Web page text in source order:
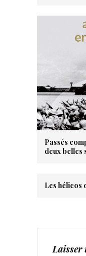
Passés
deux belles
Les hélicos
Laisser